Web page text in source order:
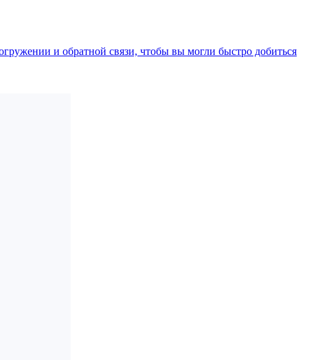
и обратной связи, чтобы вы могли быстро добиться